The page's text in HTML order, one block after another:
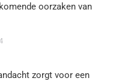
oorzaken van
zorgt voor een